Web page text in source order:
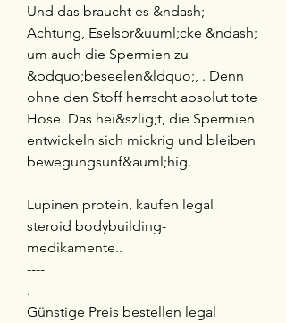
Und das braucht es &ndash;
Achtung, Eselsbr&uuml;cke &ndash;
um auch die Spermien zu
&bdquo;beseelen&ldquo;, . Denn
ohne den Stoff herrscht absolut tote
Hose. Das hei&szlig;t, die Spermien
entwickeln sich mickrig und bleiben
bewegungsunf&auml;hig.
Lupinen protein, kaufen legal
steroid bodybuilding-
medikamente..
----
.
Günstige Preis bestellen legal